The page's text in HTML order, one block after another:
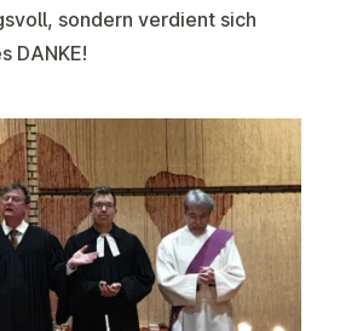
sondern verdient sich
DANKE!